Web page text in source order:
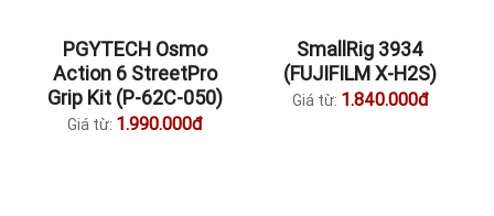
PGYTECH Osmo
Action 6 StreetPro
Grip Kit (P-62C-050)
Giá từ: 1.990.000đ
SmallRig 3934
(FUJIFILM X-H2S)
Giá từ: 1.840.000đ